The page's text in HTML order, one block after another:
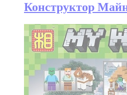
Конструктор